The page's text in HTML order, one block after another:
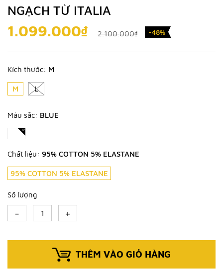
NGẠCH TỪ ITALIA
1.099.000₫ 2.100.000₫ -48%
Kích thước: M
M L
Màu sắc: BLUE
Chất liệu: 95% COTTON 5% ELASTANE
95% COTTON 5% ELASTANE
Số lượng
- +
THÊM VÀO GIỎ HÀNG